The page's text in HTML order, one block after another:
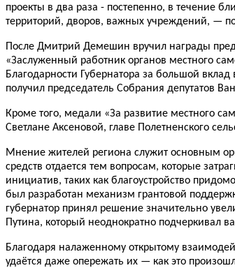
проекты в два раза - постепенно, в течение
территорий, дворов, важных учреждений, —
После Дмитрий Демешин вручил награды
«Заслуженный работник органов местного
Благодарности Губернатора за большой
получил председатель Собрания депутатов
Кроме того, медали «За развитие местного
Светлане Аксеновой, главе Полетненского
Мнение жителей региона служит основным
средств отдается тем вопросам, которые
инициатив, таких как благоустройство
был разработан механизм грантовой
губернатор принял решение значительно
Путина, который неоднократно подчеркивал
Благодаря налаженному открытому
удаётся даже опережать их — как это